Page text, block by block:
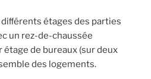
diﬀérents étages des parties
un rez-de-chaussée
de bureaux (sur deux
des logements.